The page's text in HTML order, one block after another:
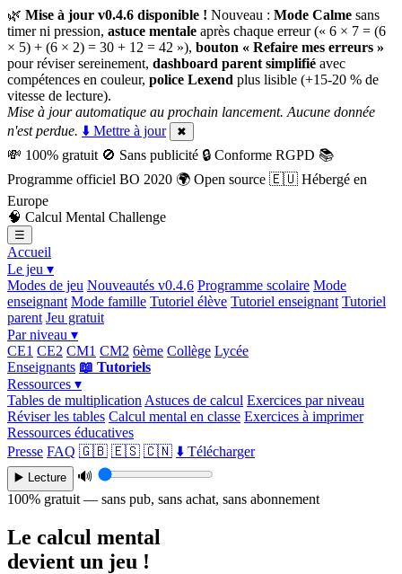
🌿 Mise à jour v0.4.6 disponible ! Nouveau : Mode Calme sans
timer ni pression, astuce mentale après chaque erreur (« 6 × 7 = (6
× 5) + (6 × 2) = 30 + 12 = 42 »), bouton « Refaire mes erreurs »
pour réviser sereinement, dashboard parent simplifié avec
compétences en couleur, police Lexend plus lisible (+15-20 % de
vitesse de lecture).
Mise à jour automatique au prochain lancement. Aucune donnée
n'est perdue. ⬇️ Mettre à jour ✖
💸 100% gratuit 🚫 Sans publicité 🔒 Conforme RGPD 📚
Programme officiel BO 2020 🌍 Open source 🇪🇺 Hébergé en
Europe
🧠 Calcul Mental Challenge
☰
Accueil
Le jeu ▾
Modes de jeu Nouveautés v0.4.6 Programme scolaire Mode
enseignant Mode famille Tutoriel élève Tutoriel enseignant Tutoriel
parent Jeu gratuit
Par niveau ▾
CE1 CE2 CM1 CM2 6ème Collège Lycée
Enseignants 📖 Tutoriels
Ressources ▾
Tables de multiplication Astuces de calcul Exercices par niveau
Réviser les tables Calcul mental en classe Exercices à imprimer
Ressources éducatives
Presse FAQ 🇬🇧 🇪🇸 🇨🇳 ⬇️ Télécharger
▶️ Lecture
🔊
100% gratuit — sans pub, sans achat, sans abonnement
Le calcul mental
devient un jeu !